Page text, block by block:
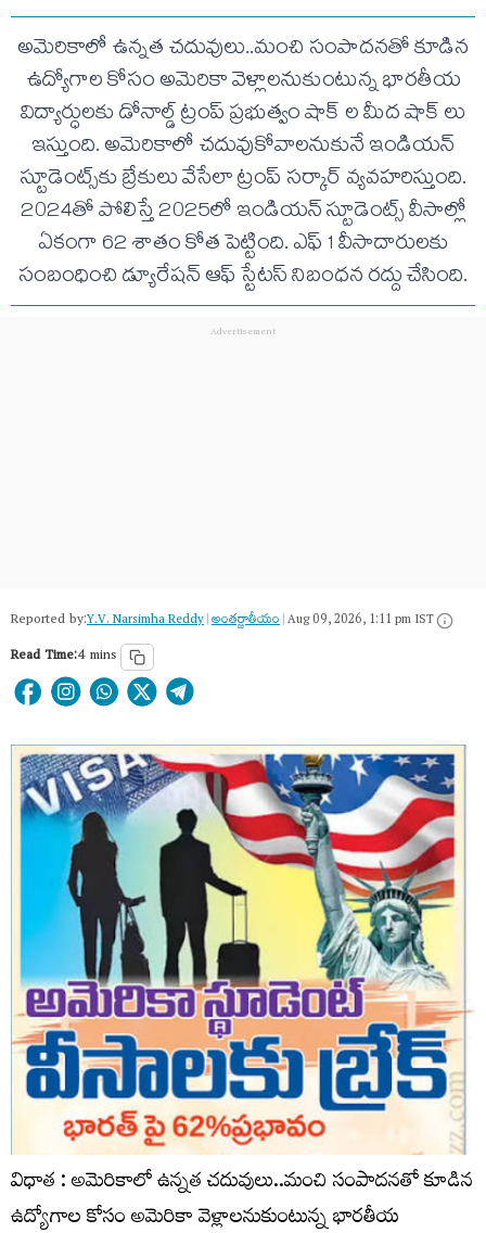
అమెరికాలో ఉన్నత చదువులు..మంచి సంపాదనతో కూడిన
ఉద్యోగాల కోసం అమెరికా వెళ్లాలనుకుంటున్న భారతీయ
విద్యార్ధులకు డోనాల్డ్ ట్రంప్ ప్రభుత్వం షాక్ ల మీద షాక్ లు
ఇస్తుంది. అమెరికాలో చదువుకోవాలనుకునే ఇండియన్
స్టూడెంట్స్‌కు బ్రేకులు వేసేలా ట్రంప్ సర్కార్ వ్యవహరిస్తుంది.
2024తో పోలిస్తే 2025లో ఇండియన్ స్టూడెంట్స్ వీసాల్లో
ఏకంగా 62 శాతం కోత పెట్టింది. ఎఫ్ 1 వీసాదారులకు
సంబంధించి డ్యూరేషన్ ఆఫ్ స్టేటస్ నిబంధన రద్దు చేసింది.
Reported by:Y.V. Narsimha Reddy|అంత‌ర్జాతీయం|Aug 09, 2026, 1:11 pm IST
Read Time:4 mins
విధాత : అమెరికాలో ఉన్నత చదువులు..మంచి సంపాదనతో కూడిన
ఉద్యోగాల కోసం అమెరికా వెళ్లాలనుకుంటున్న భారతీయ